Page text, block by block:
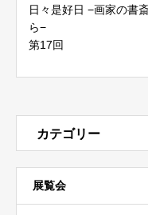
日々是好日 −画家の書
ら−
第17回
カテゴリー
展覧会